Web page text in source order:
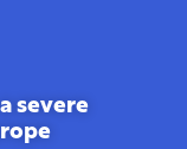
severe